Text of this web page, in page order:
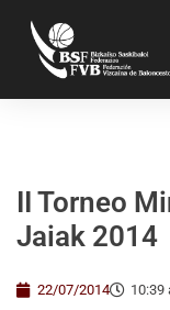
II Torneo
Jaiak 2014
22/07/2014 10:39